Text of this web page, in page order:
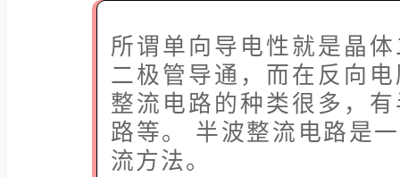
所谓单向导电性就是晶
二极管导通，而在反向
整流电路的种类很多，
路等。 半波整流电路是
流方法。